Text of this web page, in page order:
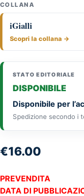
COLLANA
iGialli
Scopri la collana →
STATO EDITORIALE
DISPONIBILE
Disponibile per
Spedizione secondo i
€16.00
PREVENDITA
DATA DI